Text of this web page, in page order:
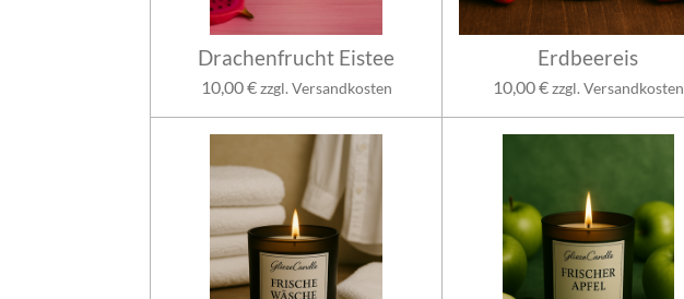
Drachenfrucht Eistee
10,00 €zzgl. Versandkosten
Erdbeereis
10,00 €zzgl. Versandkosten